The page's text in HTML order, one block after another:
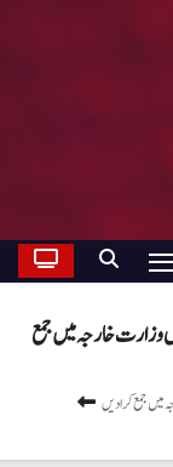
وزارت خارجہ میں جمع
جمع کرا دیں